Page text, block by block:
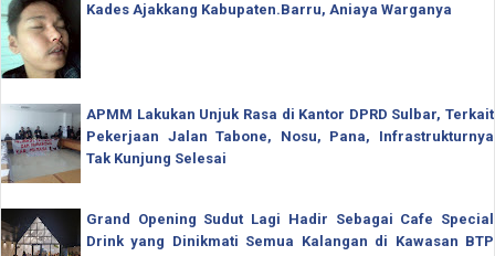
Kades Ajakkang Kabupaten.Barru, Aniaya Warganya
APMM Lakukan Unjuk Rasa di Kantor DPRD Sulbar, Terkait
Pekerjaan Jalan Tabone, Nosu, Pana, Infrastrukturnya
Tak Kunjung Selesai
Grand Opening Sudut Lagi Hadir Sebagai Cafe Special
Drink yang Dinikmati Semua Kalangan di Kawasan BTP